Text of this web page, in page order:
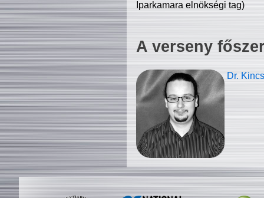
Iparkamara elnökségi tag)
A verseny
Dr.